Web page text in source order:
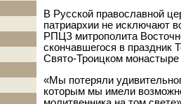
В Русской православной
патриархии не исключают
РПЦЗ митрополита
скончавшегося в праздник
Свято-Троицком
«Мы потеряли
которым мы имели